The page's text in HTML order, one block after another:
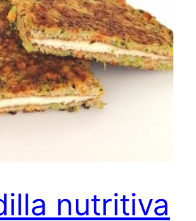
nutritiva